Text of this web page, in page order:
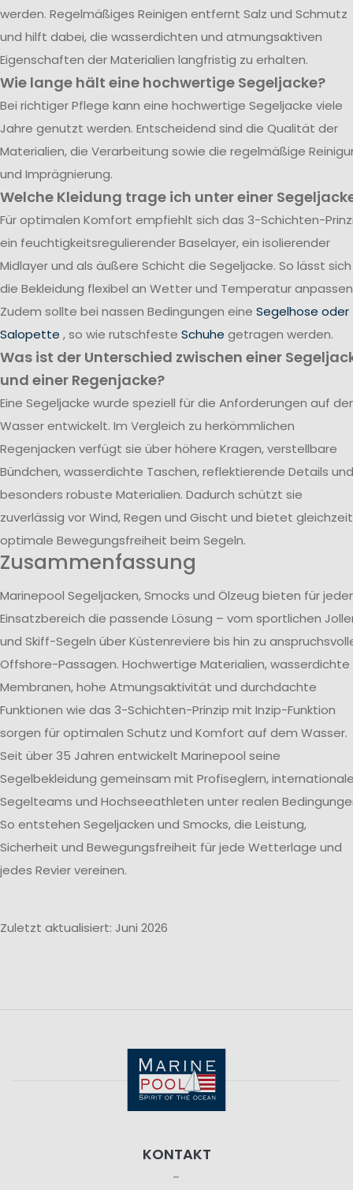
werden. Regelmäßiges Reinigen entfernt Salz und Schmutz
und hilft dabei, die wasserdichten und atmungsaktiven
Eigenschaften der Materialien langfristig zu erhalten.
Wie lange hält eine hochwertige Segeljacke?
Bei richtiger Pflege kann eine hochwertige Segeljacke viele
Jahre genutzt werden. Entscheidend sind die Qualität der
Materialien, die Verarbeitung sowie die regelmäßige
und Imprägnierung.
Welche Kleidung trage ich unter einer
Für optimalen Komfort empfiehlt sich das 3-Schichten-
ein feuchtigkeitsregulierender Baselayer, ein isolierender
Midlayer und als äußere Schicht die Segeljacke. So lässt sich
die Bekleidung flexibel an Wetter und Temperatur
Zudem sollte bei nassen Bedingungen eine Segelhose oder
Salopette , so wie rutschfeste Schuhe getragen werden.
Was ist der Unterschied zwischen einer
und einer Regenjacke?
Eine Segeljacke wurde speziell für die Anforderungen auf
Wasser entwickelt. Im Vergleich zu herkömmlichen
Regenjacken verfügt sie über höhere Kragen, verstellbare
Bündchen, wasserdichte Taschen, reflektierende Details und
besonders robuste Materialien. Dadurch schützt sie
zuverlässig vor Wind, Regen und Gischt und bietet
optimale Bewegungsfreiheit beim Segeln.
Zusammenfassung
Marinepool Segeljacken, Smocks und Ölzeug bieten für
Einsatzbereich die passende Lösung – vom sportlichen
und Skiff-Segeln über Küstenreviere bis hin zu
Offshore-Passagen. Hochwertige Materialien, wasserdichte
Membranen, hohe Atmungsaktivität und durchdachte
Funktionen wie das 3-Schichten-Prinzip mit Inzip-Funktion
sorgen für optimalen Schutz und Komfort auf dem Wasser.
Seit über 35 Jahren entwickelt Marinepool seine
Segelbekleidung gemeinsam mit Profiseglern,
Segelteams und Hochseeathleten unter realen
So entstehen Segeljacken und Smocks, die Leistung,
Sicherheit und Bewegungsfreiheit für jede Wetterlage und
jedes Revier vereinen.
Zuletzt aktualisiert: Juni 2026
KONTAKT